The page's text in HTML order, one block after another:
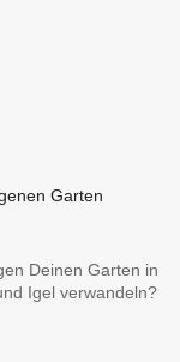
Garten
Deinen Garten in
Igel verwandeln?